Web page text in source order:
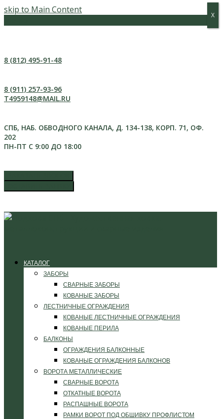
skip to Main Content
8 (812) 495-91-48
8 (911) 257-93-96
T4959148@MAIL.RU
СПБ, НАБ. ОБВОДНОГО КАНАЛА, Д. 134-138, КОРП. 71, ОФ.
202
ПН-ПТ С 9:00 ДО 18:00
КАТАЛОГ
ЗАБОРЫ
СВАРНЫЕ ЗАБОРЫ
КОВАНЫЕ ЗАБОРЫ
ЛЕСТНИЧНЫЕ ОГРАЖДЕНИЯ
КОВАНЫЕ ЛЕСТНИЧНЫЕ ОГРАЖДЕНИЯ
КОВАНЫЕ ПЕРИЛА
БАЛКОНЫ
ОГРАЖДЕНИЯ БАЛКОННЫЕ
КОВАНЫЕ ОГРАЖДЕНИЯ БАЛКОНОВ
ВОРОТА МЕТАЛЛИЧЕСКИЕ
СВАРНЫЕ ВОРОТА
ОТКАТНЫЕ ВОРОТА
РАСПАШНЫЕ ВОРОТА
РАМКИ ВОРОТ ПОД ОБШИВКУ ПРОФЛИСТОМ
Х
Х